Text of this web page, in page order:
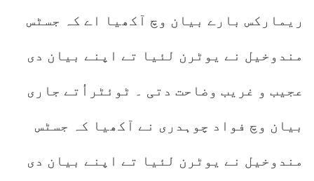
ریمارکس بارے بیان وچ آکھیا اے کہ جسٹس
مندوخیل نے یوٹرن لئیا تے اپنے بیان دی
عجیب و غریب وضاحت دتی ۔ ٹوئٹراُتے جاری
بیان وچ فواد چوہدری نے آکھیا کہ جسٹس
مندوخیل نے یوٹرن لئیا تے اپنے بیان دی